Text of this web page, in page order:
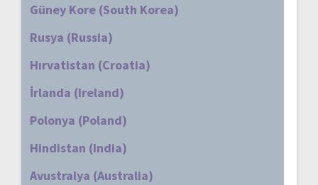
Güney Kore (South Korea)
Rusya (Russia)
Hırvatistan (Croatia)
İrlanda (Ireland)
Polonya (Poland)
Hindistan (India)
Avustralya (Australia)